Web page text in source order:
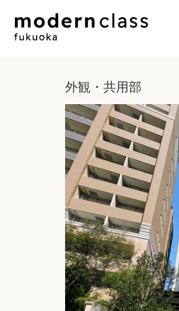
外観・共用部